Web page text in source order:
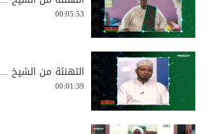
00:05:53
التهنئة من الشيخ ...
00:01:39